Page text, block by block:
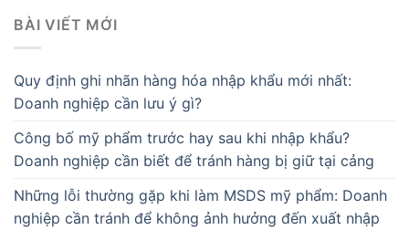
BÀI VIẾT MỚI
Quy định ghi nhãn hàng hóa nhập khẩu mới nhất:
Doanh nghiệp cần lưu ý gì?
Công bố mỹ phẩm trước hay sau khi nhập khẩu?
Doanh nghiệp cần biết để tránh hàng bị giữ tại cảng
Những lỗi thường gặp khi làm MSDS mỹ phẩm: Doanh
nghiệp cần tránh để không ảnh hưởng đến xuất nhập